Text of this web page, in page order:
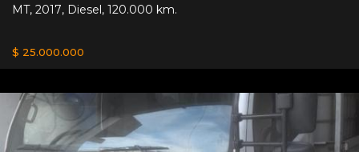
MT, 2017, Diesel, 120.000 km.
$ 25.000.000